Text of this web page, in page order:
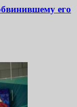
его